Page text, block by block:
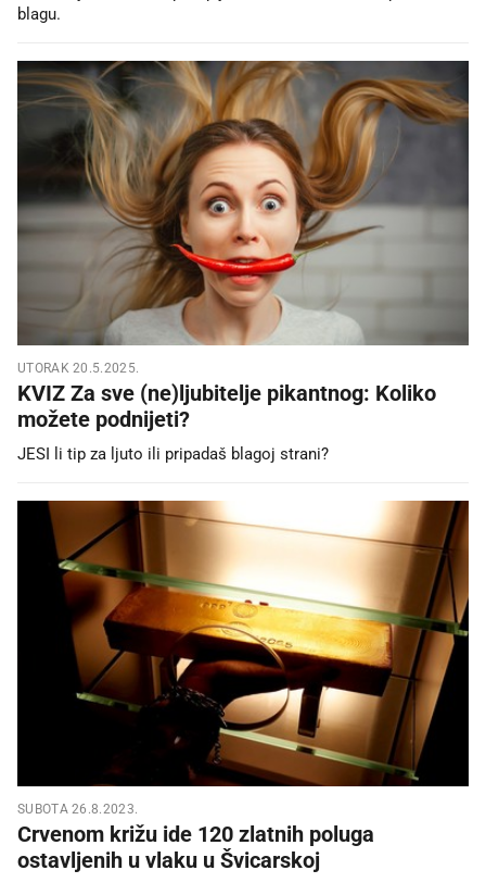
blagu.
UTORAK 20.5.2025.
KVIZ Za sve (ne)ljubitelje pikantnog: Koliko
možete podnijeti?
JESI li tip za ljuto ili pripadaš blagoj strani?
SUBOTA 26.8.2023.
Crvenom križu ide 120 zlatnih poluga
ostavljenih u vlaku u Švicarskoj